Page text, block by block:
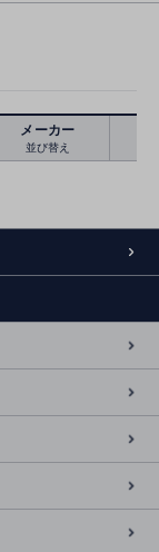
クリア
メーカー
並び替え